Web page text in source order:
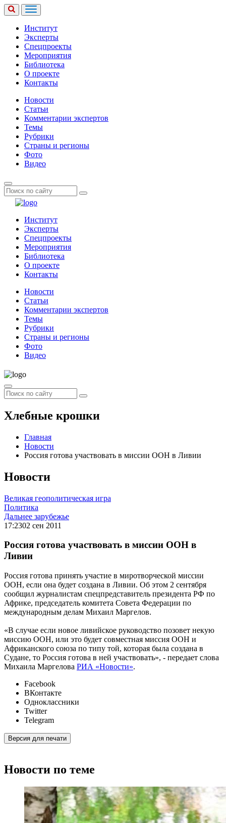
Институт
Эксперты
Спецпроекты
Мероприятия
Библиотека
О проекте
Контакты
Новости
Статьи
Комментарии экспертов
Темы
Рубрики
Страны и регионы
Фото
Видео
Институт
Эксперты
Спецпроекты
Мероприятия
Библиотека
О проекте
Контакты
Новости
Статьи
Комментарии экспертов
Темы
Рубрики
Страны и регионы
Фото
Видео
Хлебные крошки
Главная
Новости
Россия готова участвовать в миссии ООН в Ливии
Новости
Великая геополитическая игра
Политика
Дальнее зарубежье
17:2302 сен 2011
Россия готова участвовать в миссии ООН в
Ливии
Россия готова принять участие в миротворческой миссии
ООН, если она будет создана в Ливии. Об этом 2 сентября
сообщил журналистам спецпредставитель президента РФ по
Африке, председатель комитета Совета Федерации по
международным делам Михаил Маргелов.
«В случае если новое ливийское руководство позовет некую
миссию ООН, или это будет совместная миссия ООН и
Африканского союза по типу той, которая была создана в
Судане, то Россия готова в ней участвовать», - передает слова
Михаила Маргелова РИА «Новости».
Facebook
ВКонтакте
Одноклассники
Twitter
Telegram
Версия для печати
Новости по теме